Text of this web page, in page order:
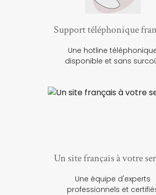
Support téléphonique
Une hotline
disponible et sans
Un site français à votre
Une équipe d'experts
professionnels et